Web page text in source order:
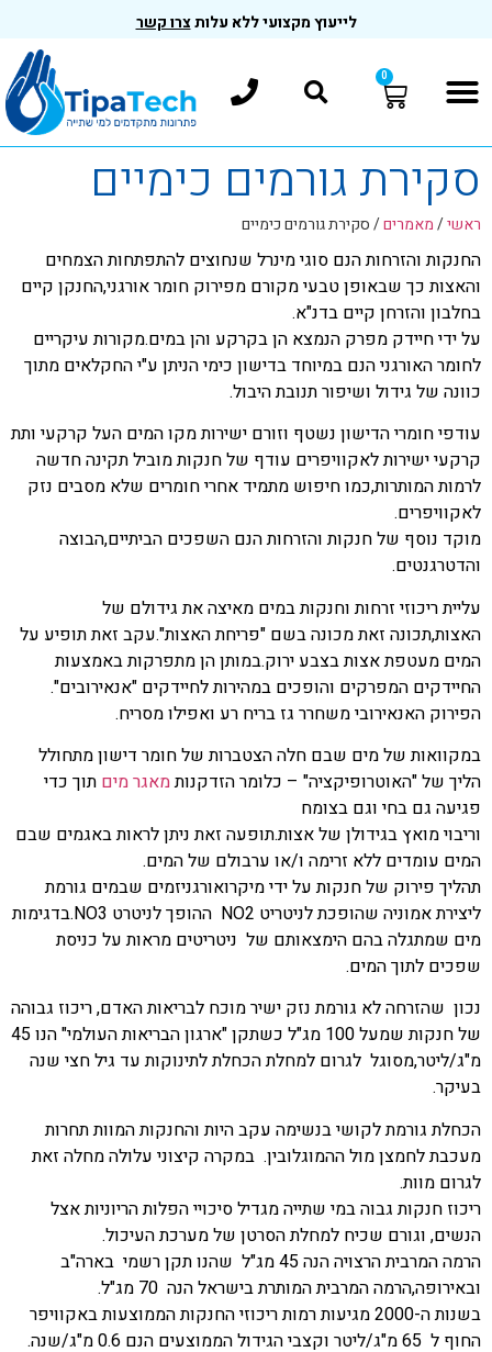
לייעוץ מקצועי ללא עלותצרו קשר
0
סקירת גורמים כימיים
ראשי/מאמרים/סקירת גורמים כימיים
החנקות והזרחות הנם סוגי מינרל שנחוצים להתפתחות הצמחים
והאצות כך שבאופן טבעי מקורם מפירוק חומר אורגני,החנקן קיים
בחלבון והזרחן קיים בדנ"א.
על ידי חיידק מפרק הנמצא הן בקרקע והן במים.מקורות עיקריים
לחומר האורגני הנם במיוחד בדישון כימי הניתן ע"י החקלאים מתוך
כוונה של גידול ושיפור תנובת היבול.
עודפי חומרי הדישון נשטף וזורם ישירות מקו המים העל קרקעי ותת
קרקעי ישירות לאקוויפרים עודף של חנקות מוביל תקינה חדשה
לרמות המותרות,כמו חיפוש מתמיד אחרי חומרים שלא מסבים נזק
לאקוויפרים.
מוקד נוסף של חנקות והזרחות הנם השפכים הביתיים,הבוצה
והדטרגנטים.
עליית ריכוזי זרחות וחנקות במים מאיצה את גידולם של
האצות,תכונה זאת מכונה בשם "פריחת האצות".עקב זאת תופיע על
המים מעטפת אצות בצבע ירוק.במותן הן מתפרקות באמצעות
החיידקים המפרקים והופכים במהירות לחיידקים "אנאירובים".
הפירוק האנאירובי משחרר גז בריח רע ואפילו מסריח.
במקוואות של מים שבם חלה הצטברות של חומר דישון מתחולל
הליך של "האוטרופיקציה" – כלומר הזדקנותמאגר מים תוך כדי
פגיעה גם בחי וגם בצומח
וריבוי מואץ בגידולן של אצות.תופעה זאת ניתן לראות באגמים שבם
המים עומדים ללא זרימה ו/או ערבולם של המים.
תהליך פירוק של חנקות על ידי מיקרואורגניזמים שבמים גורמת
ליצירת אמוניה שהופכת לניטריט 2 NO ההופך לניטרט 3 NO.בדגימות
מים שמתגלה בהם הימצאותם של ניטריטים מראות על כניסת
שפכים לתוך המים.
נכון שהזרחה לא גורמת נזק ישיר מוכח לבריאות האדם, ריכוז גבוהה
של חנקות שמעל 100 מג"ל כשתקן "ארגון הבריאות העולמי" הנו 45
מ"ג/ליטר,מסוגל לגרום למחלת הכחלת לתינוקות עד גיל חצי שנה
בעיקר.
הכחלת גורמת לקושי בנשימה עקב היות והחנקות המוות תחרות
מעכבת לחמצן מול ההמוגלובין. במקרה קיצוני עלולה מחלה זאת
לגרום מוות.
ריכוז חנקות גבוה במי שתייה מגדיל סיכויי הפלות הריוניות אצל
הנשים, וגורם שכיח למחלת הסרטן של מערכת העיכול.
הרמה המרבית הרצויה הנה 45 מג"ל שהנו תקן רשמי בארה"ב
ובאירופה,הרמה המרבית המותרת בישראל הנה 70 מג"ל.
בשנות ה-2000 מגיעות רמות ריכוזי החנקות הממוצעות באקוויפר
החוף ל 65 מ"ג/ליטר וקצבי הגידול הממוצעים הנם 0.6 מ"ג/שנה.